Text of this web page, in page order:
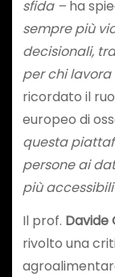
sfida – ha
sempre più
decisionali,
per chi
ricordato il
europeo di
questa
persone ai
più
Il prof. Davide
rivolto una